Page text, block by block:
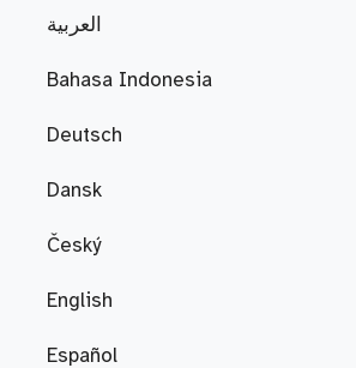
العربية
Bahasa Indonesia
Deutsch
Dansk
Český
English
Español